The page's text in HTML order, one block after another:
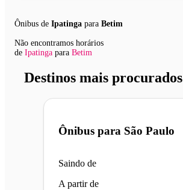
Ônibus de Ipatinga para Betim
Não encontramos horários
de Ipatinga para Betim
Destinos mais procurados
Ônibus para São Paulo
Saindo de
A partir de